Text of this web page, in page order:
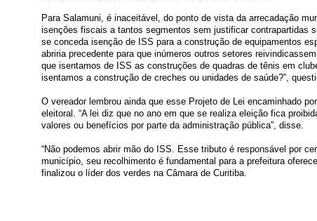
Para Salamuni, é inaceitável, do ponto de vista da arrecadação
isenções fiscais a tantos segmentos sem justificar contrapartidas
se conceda isenção de ISS para a construção de equipamentos
abriria precedente para que inúmeros outros setores
que isentamos de ISS as construções de quadras de tênis em
isentamos a construção de creches ou unidades de saúde?”,
O vereador lembrou ainda que esse Projeto de Lei encaminhado
eleitoral. “A lei diz que no ano em que se realiza eleição fica
valores ou benefícios por parte da administração pública”, disse.
“Não podemos abrir mão do ISS. Esse tributo é responsável por
município, seu recolhimento é fundamental para a prefeitura
finalizou o líder dos verdes na Câmara de Curitiba.